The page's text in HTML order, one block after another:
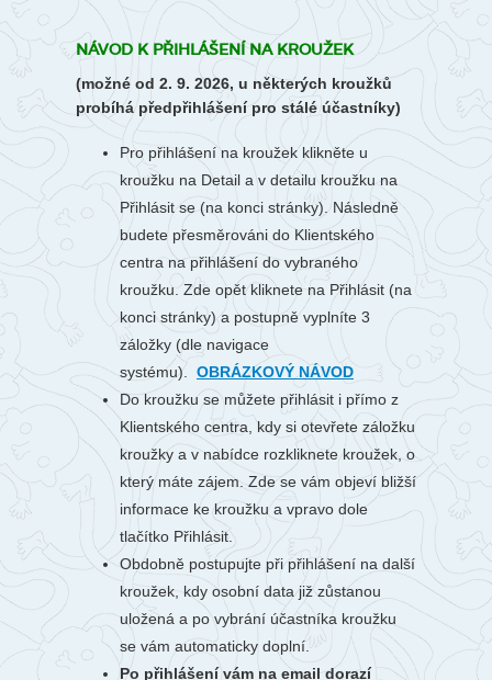
NÁVOD K PŘIHLÁŠENÍ NA KROUŽEK
(možné od 2. 9. 2026, u některých kroužků
probíhá předpřihlášení pro stálé účastníky)
Pro přihlášení na kroužek klikněte u
kroužku na Detail a v detailu kroužku na
Přihlásit se (na konci stránky). Následně
budete přesměrováni do Klientského
centra na přihlášení do vybraného
kroužku. Zde opět kliknete na Přihlásit (na
konci stránky) a postupně vyplníte 3
záložky (dle navigace
systému). OBRÁZKOVÝ NÁVOD
Do kroužku se můžete přihlásit i přímo z
Klientského centra, kdy si otevřete záložku
kroužky a v nabídce rozkliknete kroužek, o
který máte zájem. Zde se vám objeví bližší
informace ke kroužku a vpravo dole
tlačítko Přihlásit.
Obdobně postupujte při přihlášení na další
kroužek, kdy osobní data již zůstanou
uložená a po vybrání účastníka kroužku
se vám automaticky doplní.
Po přihlášení vám na email dorazí